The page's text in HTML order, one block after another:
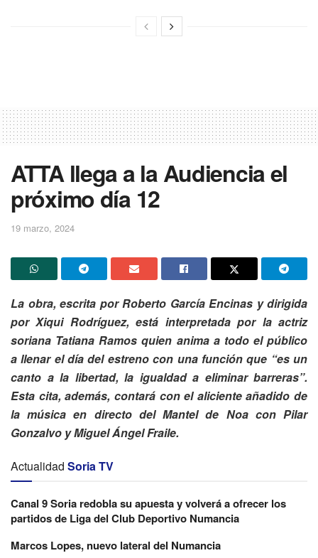
ATTA llega a la Audiencia el
próximo día 12
19 marzo, 2024
La obra, escrita por Roberto García Encinas y dirigida
por Xiqui Rodríguez, está interpretada por la actriz
soriana Tatiana Ramos quien anima a todo el público
allenar el día del estreno con una función que “es un
canto a la libertad, la igualdada eliminar barreras”.
Esta cita, además, contará con el aliciente añadido de
lamúsica en directo del Mantel de Noa con Pilar
Gonzalvo y Miguel Ángel Fraile.
Actualidad Soria TV
Canal 9 Soria redobla su apuesta y volverá a ofrecer los
partidos de Liga del Club Deportivo Numancia
Marcos Lopes, nuevo lateral del Numancia